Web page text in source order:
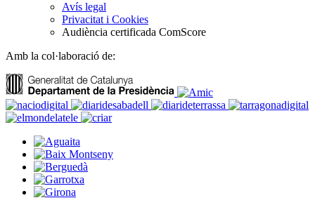
Avís legal
Privacitat i Cookies
Audiència certificada ComScore
Amb la col·laboració de: